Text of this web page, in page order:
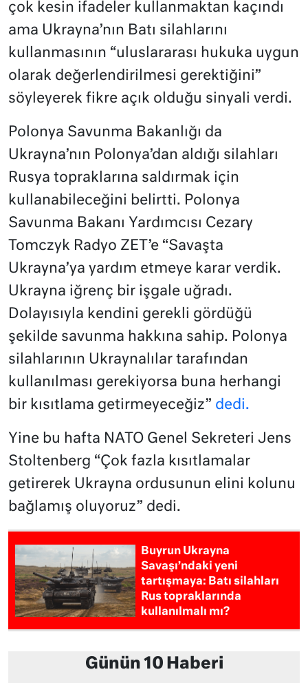
çok kesin ifadeler kullanmaktan kaçındı
ama Ukrayna’nın Batı silahlarını
kullanmasının “uluslararası hukuka uygun
olarak değerlendirilmesi gerektiğini”
söyleyerek fikre açık olduğu sinyali verdi.
Polonya Savunma Bakanlığı da
Ukrayna’nın Polonya’dan aldığı silahları
Rusya topraklarına saldırmak için
kullanabileceğini belirtti. Polonya
Savunma Bakanı Yardımcısı Cezary
Tomczyk Radyo ZET’e “Savaşta
Ukrayna’ya yardım etmeye karar verdik.
Ukrayna iğrenç bir işgale uğradı.
Dolayısıyla kendini gerekli gördüğü
şekilde savunma hakkına sahip. Polonya
silahlarının Ukraynalılar tarafından
kullanılması gerekiyorsa buna herhangi
bir kısıtlama getirmeyeceğiz” dedi.
Yine bu hafta NATO Genel Sekreteri Jens
Stoltenberg “Çok fazla kısıtlamalar
getirerek Ukrayna ordusunun elini kolunu
bağlamış oluyoruz” dedi.
Buyrun Ukrayna
Savaşı’ndaki yeni
tartışmaya: Batı silahları
Rus topraklarında
kullanılmalı mı?
Günün 10 Haberi